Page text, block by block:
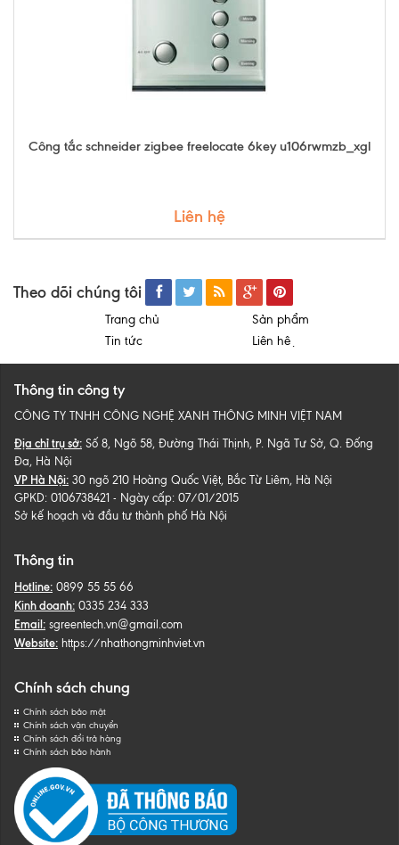
Công tắc schneider zigbee freelocate 6key u106rwmzb_xgl
Liên hệ
Theo dõi chúng tôi
Trang chủ
Sản phẩm
Tin tức
Liên hệ
Thông tin công ty
CÔNG TY TNHH CÔNG NGHỆ XANH THÔNG MINH VIỆT NAM
Địa chỉ trụ sở: Số 8, Ngõ 58, Đường Thái Thịnh, P. Ngã Tư Sở, Q. Đống
Đa, Hà Nội
VP Hà Nội: 30 ngõ 210 Hoàng Quốc Việt, Bắc Từ Liêm, Hà Nội
GPKD: 0106738421 - Ngày cấp: 07/01/2015
Sở kế hoạch và đầu tư thành phố Hà Nội
Thông tin
Hotline: 0899 55 55 66
Kinh doanh: 0335 234 333
Email: sgreentech.vn@gmail.com
Website: https://nhathongminhviet.vn
Chính sách chung
Chính sách bảo mật
Chính sách vận chuyển
Chính sách đổi trả hàng
Chính sách bảo hành